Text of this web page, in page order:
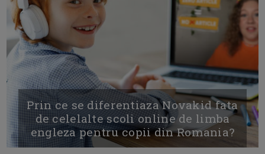
Prin ce se diferentiaza Novakid fata
de celelalte scoli online de limba
engleza pentru copii din Romania?